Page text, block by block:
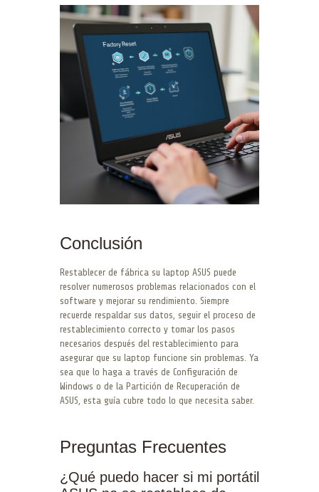
Conclusión
Restablecer de fábrica su laptop ASUS puede
resolver numerosos problemas relacionados con el
software y mejorar su rendimiento. Siempre
recuerde respaldar sus datos, seguir el proceso de
restablecimiento correcto y tomar los pasos
necesarios después del restablecimiento para
asegurar que su laptop funcione sin problemas. Ya
sea que lo haga a través de Configuración de
Windows o de la Partición de Recuperación de
ASUS, esta guía cubre todo lo que necesita saber.
Preguntas Frecuentes
¿Qué puedo hacer si mi portátil